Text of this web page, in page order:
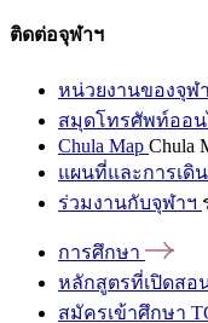
ติดต่อจุฬาฯ
หน่วยงานของจุฬ
สมุดโทรศัพท์ออ
Chula Map Chula
แผนที่และการเดิ
ร่วมงานกับจุฬาฯ
การศึกษา
หลักสูตรที่เปิดสอ
สมัครเข้าศึกษา